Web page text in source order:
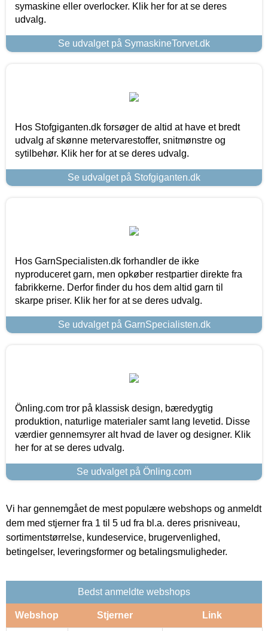
symaskine eller overlocker. Klik her for at se deres
udvalg.
Se udvalget på SymaskineTorvet.dk
Hos Stofgiganten.dk forsøger de altid at have et bredt
udvalg af skønne metervarestoffer, snitmønstre og
sytilbehør. Klik her for at se deres udvalg.
Se udvalget på Stofgiganten.dk
Hos GarnSpecialisten.dk forhandler de ikke
nyproduceret garn, men opkøber restpartier direkte fra
fabrikkerne. Derfor finder du hos dem altid garn til
skarpe priser. Klik her for at se deres udvalg.
Se udvalget på GarnSpecialisten.dk
Önling.com tror på klassisk design, bæredygtig
produktion, naturlige materialer samt lang levetid. Disse
værdier gennemsyrer alt hvad de laver og designer. Klik
her for at se deres udvalg.
Se udvalget på Önling.com
Vi har gennemgået de mest populære webshops og anmeldt
dem med stjerner fra 1 til 5 ud fra bl.a. deres prisniveau,
sortimentstørrelse, kundeservice, brugervenlighed,
betingelser, leveringsformer og betalingsmuligheder.
Bedst anmeldte webshops
Webshop Stjerner Link